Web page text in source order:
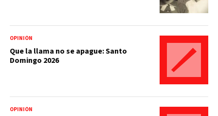
OPINIÓN
Que la llama no se apague: Santo
Domingo 2026
OPINIÓN